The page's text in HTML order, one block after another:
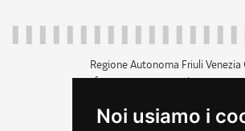
Noi usiamo i
Regione Autonoma Friuli Venezia
c.f. 80014930327; p.iva
+39 040 3771111